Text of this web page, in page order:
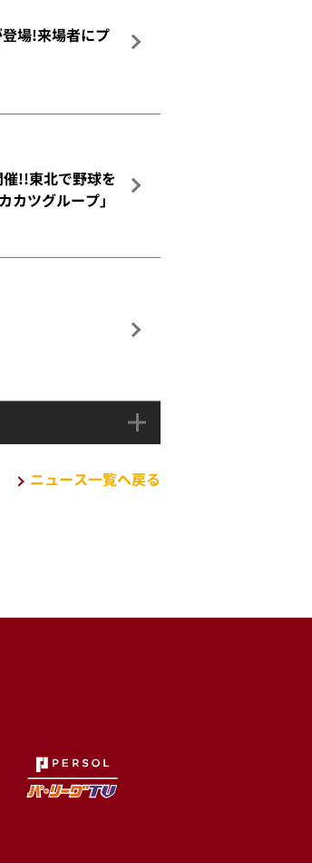
場!来場者にプ
!!東北で野球を
ツグループ」
ニュース一覧へ戻る